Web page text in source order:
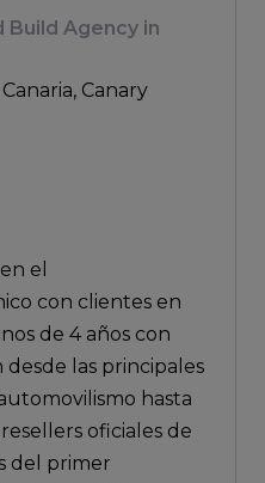
Build Agency in
, Canary
el
con clientes en
de 4 años con
desde las principales
hasta
oficiales de
del primer